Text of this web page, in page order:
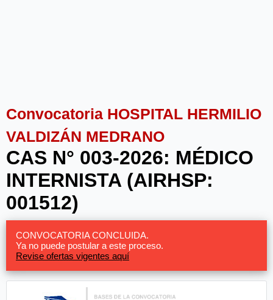
Convocatoria HOSPITAL HERMILIO
VALDIZÁN MEDRANO
CAS N° 003-2026: MÉDICO
INTERNISTA (AIRHSP:
001512)
CONVOCATORIA CONCLUIDA.
Ya no puede postular a este proceso.
Revise ofertas vigentes aquí